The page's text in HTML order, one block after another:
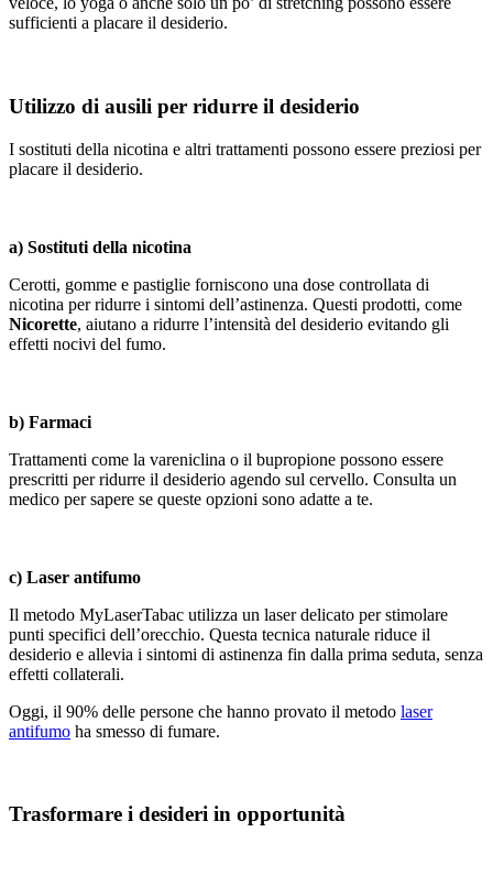
sufficienti a placare il desiderio.
Utilizzo di ausili per ridurre il desiderio
I sostituti della nicotina e altri trattamenti possono essere preziosi per
placare il desiderio.
a) Sostituti della nicotina
Cerotti, gomme e pastiglie forniscono una dose controllata di
nicotina per ridurre i sintomi dell’astinenza. Questi prodotti, come
Nicorette, aiutano a ridurre l’intensità del desiderio evitando gli
effetti nocivi del fumo.
b) Farmaci
Trattamenti come la vareniclina o il bupropione possono essere
prescritti per ridurre il desiderio agendo sul cervello. Consulta un
medico per sapere se queste opzioni sono adatte a te.
c) Laser antifumo
Il metodo MyLaserTabac utilizza un laser delicato per stimolare
punti specifici dell’orecchio. Questa tecnica naturale riduce il
desiderio e allevia i sintomi di astinenza fin dalla prima seduta, senza
effetti collaterali.
Oggi, il 90% delle persone che hanno provato il metodo laser
antifumo ha smesso di fumare.
Trasformare i desideri in opportunità